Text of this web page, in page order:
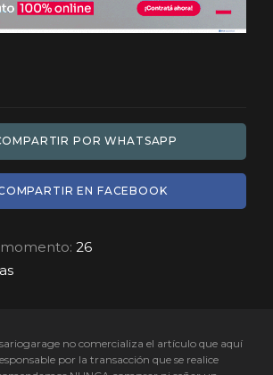
POR WHATSAPP
EN FACEBOOK
momento: 26
no comercializa el artículo que aquí
por la transacción que se realice